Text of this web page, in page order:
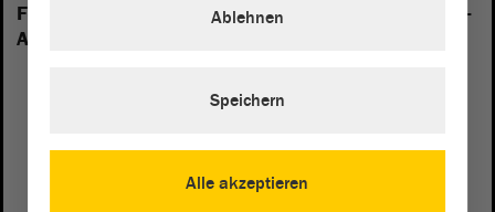
Folgende Fraktionen sind im Landtag von Sachsen-
Anhalt vertreten:
Alle akzeptieren
Ablehnen
Speichern